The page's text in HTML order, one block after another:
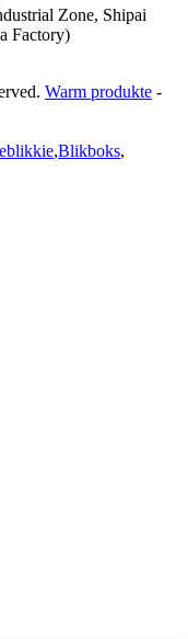
Zone, Shipai
Factory)
Warm produkte -
,Blikboks,